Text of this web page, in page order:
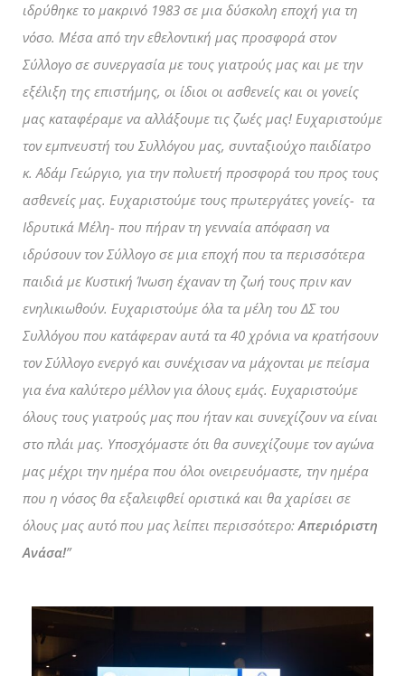
ιδρύθηκε το μακρινό 1983 σε μια δύσκολη εποχή για τη
νόσο. Μέσα από την εθελοντική μας προσφορά στον
Σύλλογο σε συνεργασία με τους γιατρούς μας και με την
εξέλιξη της επιστήμης, οι ίδιοι οι ασθενείς και οι γονείς
μας καταφέραμε να αλλάξουμε τις ζωές μας! Ευχαριστούμε
τον εμπνευστή του Συλλόγου μας, συνταξιούχο παιδίατρο
κ. Αδάμ Γεώργιο, για την πολυετή προσφορά του προς τους
ασθενείς μας. Ευχαριστούμε τους πρωτεργάτες γονείς- τα
Ιδρυτικά Μέλη- που πήραν τη γενναία απόφαση να
ιδρύσουν τον Σύλλογο σε μια εποχή που τα περισσότερα
παιδιά με Κυστική Ίνωση έχαναν τη ζωή τους πριν καν
ενηλικιωθούν. Ευχαριστούμε όλα τα μέλη του ΔΣ του
Συλλόγου που κατάφεραν αυτά τα 40 χρόνια να κρατήσουν
τον Σύλλογο ενεργό και συνέχισαν να μάχονται με πείσμα
για ένα καλύτερο μέλλον για όλους εμάς. Ευχαριστούμε
όλους τους γιατρούς μας που ήταν και συνεχίζουν να είναι
στο πλάι μας. Υποσχόμαστε ότι θα συνεχίζουμε τον αγώνα
μας μέχρι την ημέρα που όλοι ονειρευόμαστε, την ημέρα
που η νόσος θα εξαλειφθεί οριστικά και θα χαρίσει σε
όλους μας αυτό που μας λείπει περισσότερο:Απεριόριστη
Ανάσα!”